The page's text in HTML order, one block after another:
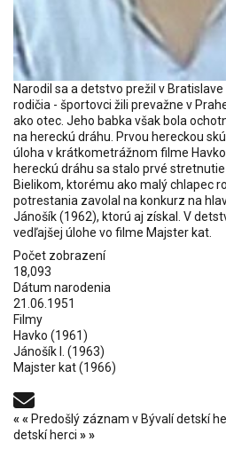
Narodil sa a detstvo prežil v
rodičia - športovci žili prevažne v
ako otec. Jeho babka však bola
na hereckú dráhu. Prvou hereckou
úloha v krátkometrážnom filme
hereckú dráhu sa stalo prvé
Bielikom, ktorému ako malý chlapec
potrestania zavolal na konkurz na
Jánošík (1962), ktorú aj získal. V
vedľajšej úlohe vo filme Majster kat.
Počet zobrazení
18,093
Dátum narodenia
21.06.1951
Filmy
Havko (1961)
Jánošík I.
(1963)
Majster kat(1966)
«« Predošlý záznam v Bývalí detskí
detskí herci »»